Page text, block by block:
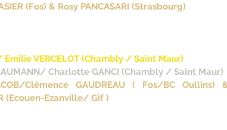
(Fos) & Rosy PANCASARI (Strasbourg)
Emilie VERCELOT (Chambly / Saint Maur)
Charlotte GANCI (Chambly / Saint Maur)
Clémence GAUDREAU ( Fos/BC Oullins)
(Ecouen-Ezanville/ Gif )